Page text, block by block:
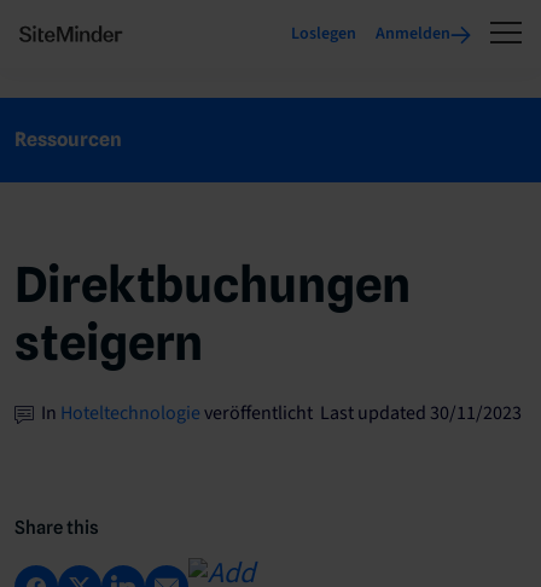
Loslegen Anmelden
Ressourcen
Direktbuchungen
steigern
In Hoteltechnologieveröffentlicht Last updated 30/11/2023
Share this